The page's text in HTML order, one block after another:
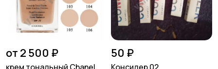
от 2 500 ₽ 50 ₽